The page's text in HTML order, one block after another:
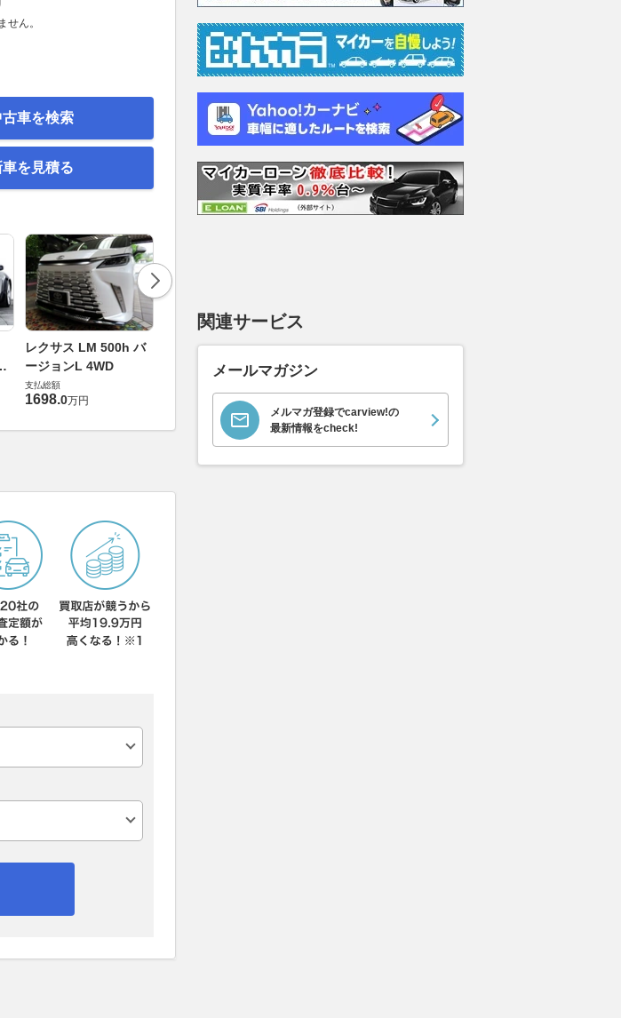
ん。
古車を検索
車を見積る
レクサス LM 500h バ
ージョンL 4WD
支払総額
1698.0万円
ースト(第1世代 / RR4)
万円
898
684
関連サービス
メールマガジン
メルマガ登録でcarview!の
最新情報をcheck!